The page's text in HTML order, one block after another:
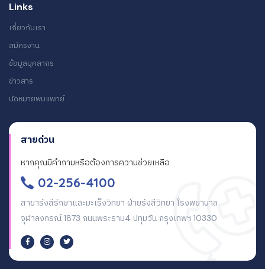
Links
เกี่ยวกับเรา
สมัครงาน
ข้อมูลบุคลากร
ข่าวสาร
นัดหมายพบแพทย์
สายด่วน
หากคุณมีคำถามหรือต้องการความช่วยเหลือ
02-256-4100
สาขารังสีรักษาและมะเร็งวิทยา ฝ่ายรังสีวิทยา โรงพยาบาล
จุฬาลงกรณ์ 1873 ถนนพระราม4 ปทุมวัน กรุงเทพฯ 10330